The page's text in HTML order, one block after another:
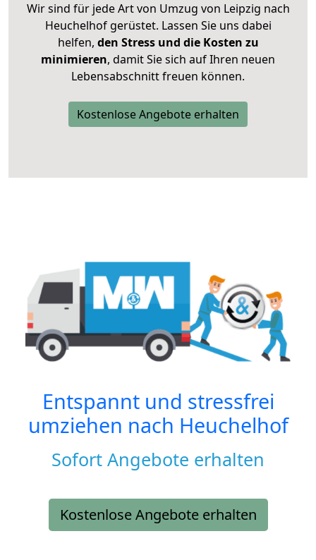
Wir sind für jede Art von Umzug von Leipzig nach
Heuchelhof gerüstet. Lassen Sie uns dabei
helfen, den Stress und die Kosten zu
minimieren, damit Sie sich auf Ihren neuen
Lebensabschnitt freuen können.
Kostenlose Angebote erhalten
Entspannt und stressfrei
umziehen nach Heuchelhof
Sofort Angebote erhalten
Kostenlose Angebote erhalten